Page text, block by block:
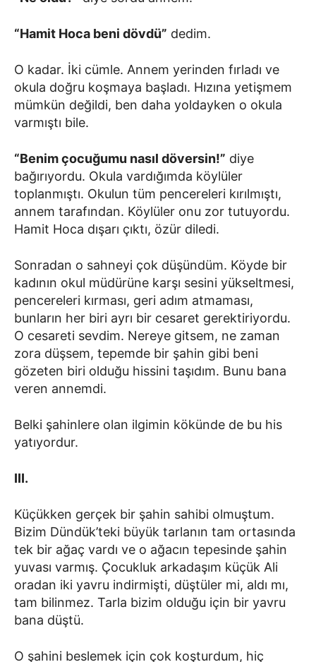
“Hamit Hoca beni dövdü” dedim.
O kadar. İki cümle. Annem yerinden fırladı ve
okula doğru koşmaya başladı. Hızına yetişmem
mümkün değildi, ben daha yoldayken o okula
varmıştı bile.
“Benim çocuğumu nasıl döversin!” diye
bağırıyordu. Okula vardığımda köylüler
toplanmıştı. Okulun tüm pencereleri kırılmıştı,
annem tarafından. Köylüler onu zor tutuyordu.
Hamit Hoca dışarı çıktı, özür diledi.
Sonradan o sahneyi çok düşündüm. Köyde bir
kadının okul müdürüne karşı sesini yükseltmesi,
pencereleri kırması, geri adım atmaması,
bunların her biri ayrı bir cesaret gerektiriyordu.
O cesareti sevdim. Nereye gitsem, ne zaman
zora düşsem, tepemde bir şahin gibi beni
gözeten biri olduğu hissini taşıdım. Bunu bana
veren annemdi.
Belki şahinlere olan ilgimin kökünde de bu his
yatıyordur.
III.
Küçükken gerçek bir şahin sahibi olmuştum.
Bizim Dündük’teki büyük tarlanın tam ortasında
tek bir ağaç vardı ve o ağacın tepesinde şahin
yuvası varmış. Çocukluk arkadaşım küçük Ali
oradan iki yavru indirmişti, düştüler mi, aldı mı,
tam bilinmez. Tarla bizim olduğu için bir yavru
bana düştü.
O şahini beslemek için çok koşturdum, hiç